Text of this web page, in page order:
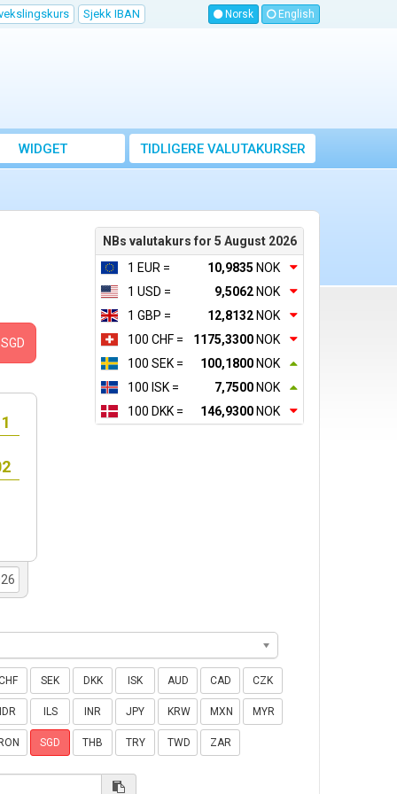
Sjekk IBAN Norsk English
WIDGET TIDLIGERE VALUTAKURSER
NBs valutakurs for 5 August 2026
1 EUR =
10,9835 NOK
1 USD =
9,5062 NOK
1 GBP =
12,8132 NOK
100 CHF =
1175,3300 NOK
100 SEK =
100,1800 NOK
100 ISK =
7,7500 NOK
100 DKK =
146,9300 NOK
SGD
SEK DKK ISK AUD CAD CZK
IDR ILS INR JPY KRW MXN MYR
SGD THB TRY TWD ZAR